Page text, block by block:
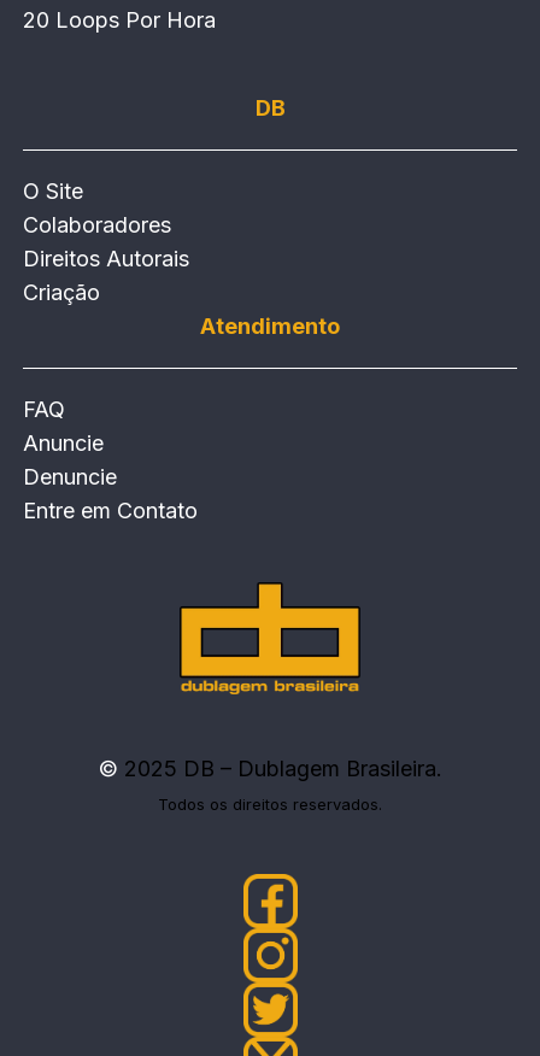
20 Loops Por Hora
DB
O Site
Colaboradores
Direitos Autorais
Criação
Atendimento
FAQ
Anuncie
Denuncie
Entre em Contato
© 2025 DB – Dublagem Brasileira.
Todos os direitos reservados.